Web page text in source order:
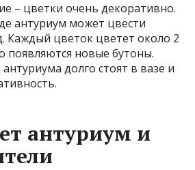
– цветки очень декоративно.
антуриум может цвести
Каждый цветок цветет около 2
появляются новые бутоны.
долго стоят в вазе и
антуриум и